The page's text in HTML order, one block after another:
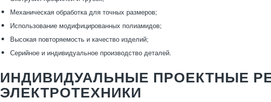
Механическая обработка для точных размеров;
Использование модифицированных полиамидов;
Высокая повторяемость и качество изделий;
Серийное и индивидуальное производство деталей.
ИНДИВИДУАЛЬНЫЕ ПРОЕКТНЫЕ
ЭЛЕКТРОТЕХНИКИ